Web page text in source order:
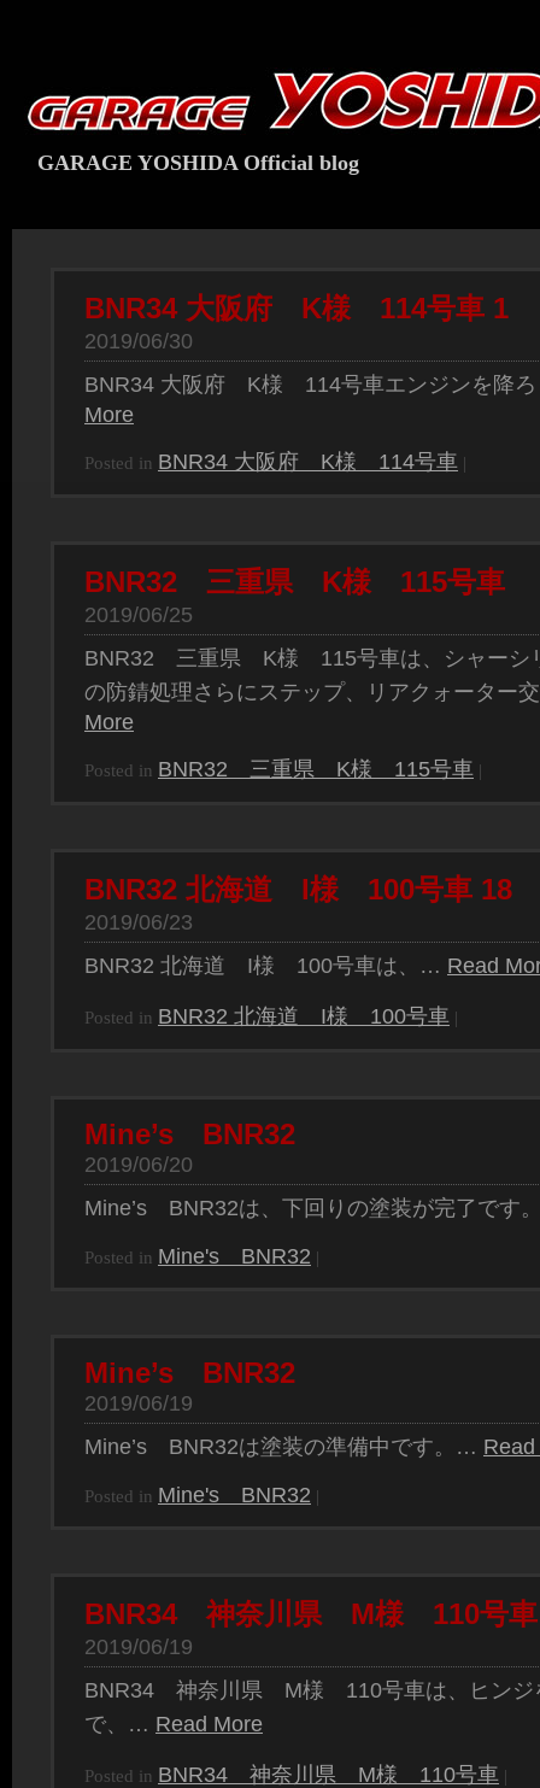
GARAGE YOSHIDA Official blog
BNR34 大阪府 K様 114号車 1
2019/06/30
BNR34 大阪府 K様 114号車エンジンを降
More
Posted in BNR34 大阪府 K様 114号車 |
BNR32 三重県 K様 115号車
2019/06/25
BNR32 三重県 K様 115号車は、シャーシ
の防錆処理さらにステップ、リアクォーター
More
Posted in BNR32 三重県 K様 115号車 |
BNR32 北海道 I様 100号車 18
2019/06/23
BNR32 北海道 I様 100号車は、… Read
Posted in BNR32 北海道 I様 100号車 |
Mine’s BNR32
2019/06/20
Mine’s BNR32は、下回りの塗装が完了です
Posted in Mine's BNR32 |
Mine’s BNR32
2019/06/19
Mine’s BNR32は塗装の準備中です。…
Posted in Mine's BNR32 |
BNR34 神奈川県 M様 110号
2019/06/19
BNR34 神奈川県 M様 110号車は、ヒンジ
で、… Read More
Posted in BNR34 神奈川県 M様 110号車 |